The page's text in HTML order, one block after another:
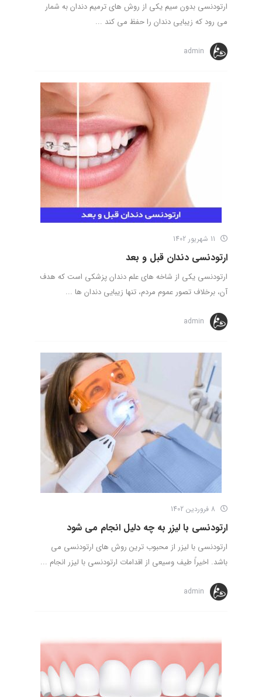
ارتودنسی بدون سیم یکی از روش های ترمیم دندان به شمار
می رود که زیبایی دندان را حفظ می کند ...
admin
ارتودنسی دندان قبل و بعد
ارتودنسی یکی از شاخه های علم دندان پزشکی است که هدف
آن، برخلاف تصور عموم مردم، تنها زیبایی دندان ها ...
admin
ارتودنسی با لیزر به چه دلیل انجام می شود
ارتودنسی با لیزر از محبوب ترین روش های ارتودنسی می
باشد. اخیراً طیف وسیعی از اقدامات ارتودنسی با لیزر انجام ...
admin